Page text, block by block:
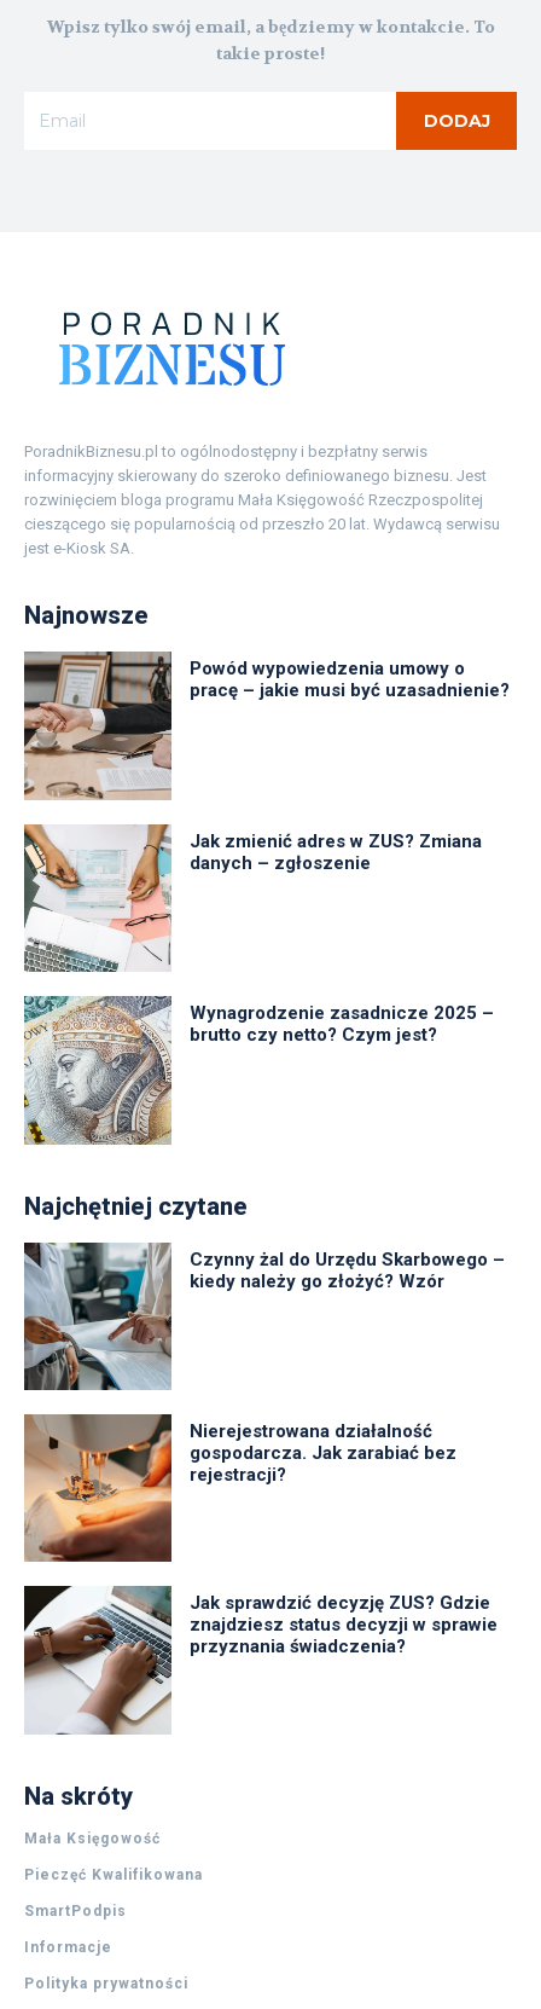
Wpisz tylko swój email, a będziemy w kontakcie. To
takie proste!
DODAJ
PoradnikBiznesu.pl to ogólnodostępny i bezpłatny serwis
informacyjny skierowany do szeroko definiowanego biznesu. Jest
rozwinięciem bloga programu Mała Księgowość Rzeczpospolitej
cieszącego się popularnością od przeszło 20 lat. Wydawcą serwisu
jest e-Kiosk SA.
Najnowsze
Powód wypowiedzenia umowy o
pracę – jakie musi być uzasadnienie?
Jak zmienić adres w ZUS? Zmiana
danych – zgłoszenie
Wynagrodzenie zasadnicze 2025 –
brutto czy netto? Czym jest?
Najchętniej czytane
Czynny żal do Urzędu Skarbowego –
kiedy należy go złożyć? Wzór
Nierejestrowana działalność
gospodarcza. Jak zarabiać bez
rejestracji?
Jak sprawdzić decyzję ZUS? Gdzie
znajdziesz status decyzji w sprawie
przyznania świadczenia?
Na skróty
Mała Księgowość
Pieczęć Kwalifikowana
SmartPodpis
Informacje
Polityka prywatności